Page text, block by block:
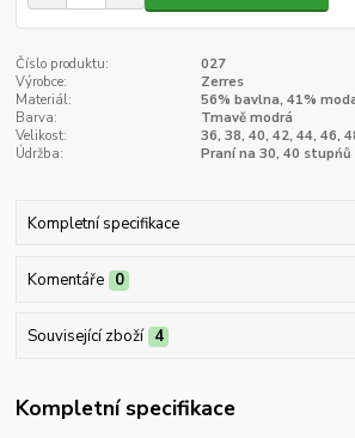
Číslo produktu:
027
Výrobce:
Zerres
Materiál:
56% bavlna, 41%
Barva:
Tmavě modrá
Velikost:
36, 38, 40, 42, 44, 46,
Údržba:
Praní na 30, 40 stupńů
Kompletní specifikace
Komentáře 0
Související zboží 4
Kompletní specifikace